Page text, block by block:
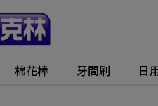
棉花棒 牙間刷 日